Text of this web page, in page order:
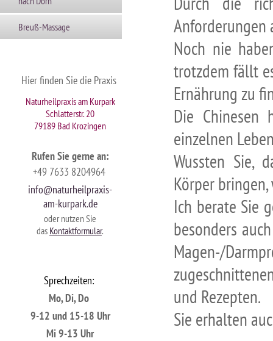
Breuß-Massage
Hier finden Sie die Praxis
Naturheilpraxis am Kurpark
Schlatterstr. 20
79189 Bad Krozingen
Rufen Sie gerne an:
+49 7633 8204964
info@naturheilpraxis-
am-kurpark.de
oder nutzen Sie
das Kontaktformular.
Sprechzeiten:
Mo, Di, Do
9-12 und 15-18 Uhr
Mi 9-13 Uhr
Anforderungen
Noch nie
trotzdem fällt
Ernährung zu
Die Chinesen
einzelnen
Wussten Sie,
Körper
Ich berate Sie
besonders
Magen-/
und Rezepten.
Sie erhalten